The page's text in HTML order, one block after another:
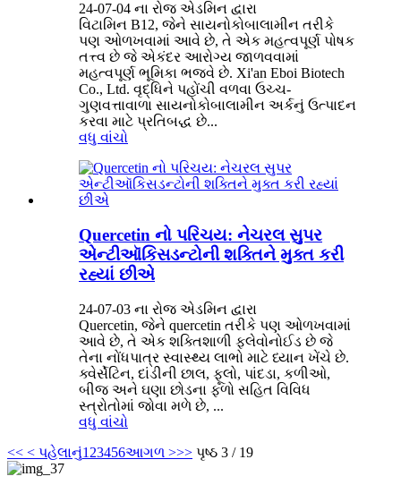
24-07-04 ના રોજ એડમિન દ્વારા
વિટામિન B12, જેને સાયનોકોબાલામીન તરીકે
પણ ઓળખવામાં આવે છે, તે એક મહત્વપૂર્ણ પોષક
તત્ત્વ છે જે એકંદર આરોગ્ય જાળવવામાં
મહત્વપૂર્ણ ભૂમિકા ભજવે છે. Xi'an Eboi Biotech
Co., Ltd. વૃદ્ધિને પહોંચી વળવા ઉચ્ચ-
ગુણવત્તાવાળા સાયનોકોબાલામીન અર્કનું ઉત્પાદન
કરવા માટે પ્રતિબદ્ધ છે...
વધુ વાંચો
Quercetin નો પરિચય: નેચરલ સુપર
એન્ટીઑકિસડન્ટોની શક્તિને મુક્ત કરી
રહ્યાં છીએ
24-07-03 ના રોજ એડમિન દ્વારા
Quercetin, જેને quercetin તરીકે પણ ઓળખવામાં
આવે છે, તે એક શક્તિશાળી ફ્લેવોનોઈડ છે જે
તેના નોંધપાત્ર સ્વાસ્થ્ય લાભો માટે ધ્યાન ખેંચે છે.
ક્વેર્સેટિન, દાંડીની છાલ, ફૂલો, પાંદડા, કળીઓ,
બીજ અને ઘણા છોડના ફળો સહિત વિવિધ
સ્ત્રોતોમાં જોવા મળે છે, ...
વધુ વાંચો
<< < પહેલાનું1 23456આગળ >>> પૃષ્ઠ 3 / 19